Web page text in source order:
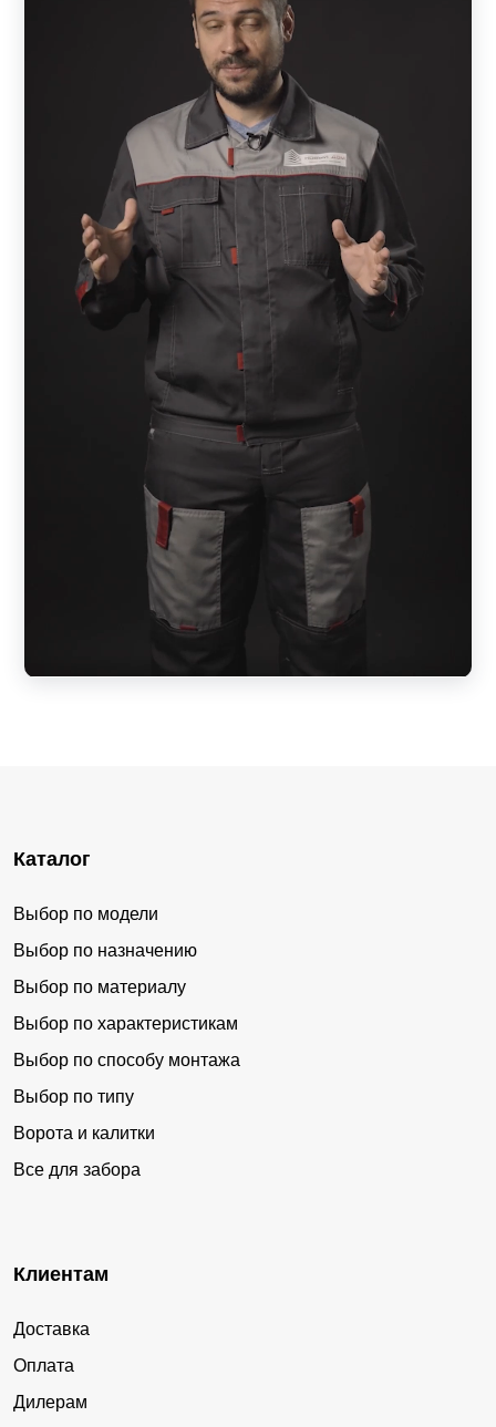
Каталог
Выбор по модели
Выбор по назначению
Выбор по материалу
Выбор по характеристикам
Выбор по способу монтажа
Выбор по типу
Ворота и калитки
Все для забора
Клиентам
Доставка
Оплата
Дилерам